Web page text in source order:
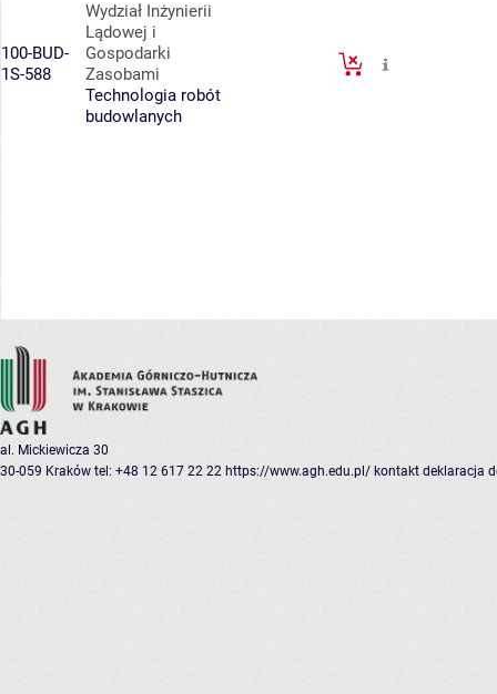
100-BUD-
1S-588
Wydział Inżynierii
Lądowej i
Gospodarki
Zasobami
Technologia robót
budowlanych
al. Mickiewicza 30
30-059 Kraków tel: +48 12 617 22 22 https://www.agh.edu.pl/ kontakt deklaracja